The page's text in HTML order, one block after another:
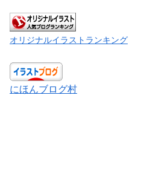
オリジナルイラストランキング
にほんブログ村